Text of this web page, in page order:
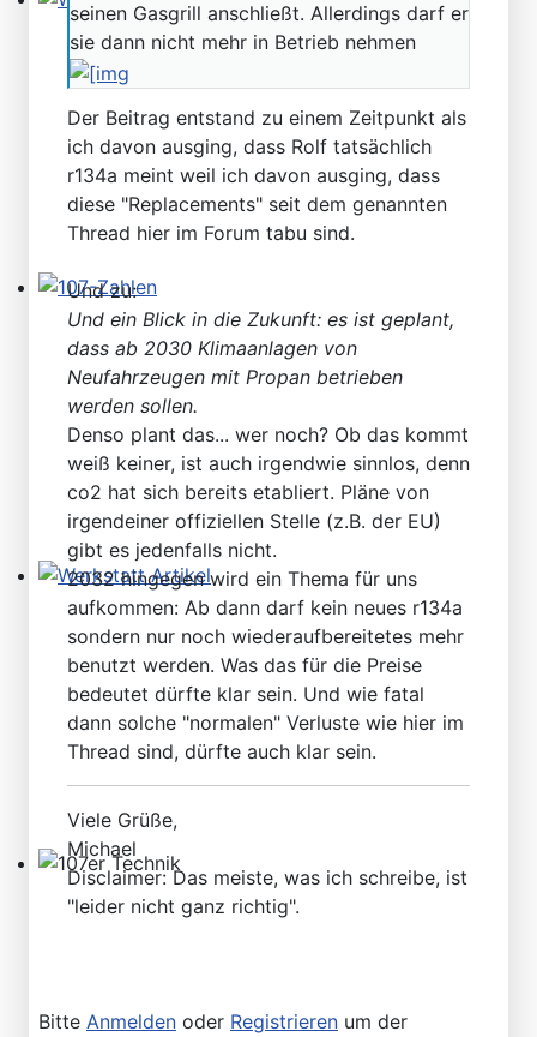
Willkommen andere MB Oldtimer
107-Zahlen
Werkstatt Artikel
107er Technik
seinen Gasgrill anschließt. Allerdings darf er
sie dann nicht mehr in Betrieb nehmen
Der Beitrag entstand zu einem Zeitpunkt als
ich davon ausging, dass Rolf tatsächlich
r134a meint weil ich davon ausging, dass
diese "Replacements" seit dem genannten
Thread hier im Forum tabu sind.
Und zu:
Und ein Blick in die Zukunft: es ist geplant,
dass ab 2030 Klimaanlagen von
Neufahrzeugen mit Propan betrieben
werden sollen.
Denso plant das... wer noch? Ob das kommt
weiß keiner, ist auch irgendwie sinnlos, denn
co2 hat sich bereits etabliert. Pläne von
irgendeiner offiziellen Stelle (z.B. der EU)
gibt es jedenfalls nicht.
2032 hingegen wird ein Thema für uns
aufkommen: Ab dann darf kein neues r134a
sondern nur noch wiederaufbereitetes mehr
benutzt werden. Was das für die Preise
bedeutet dürfte klar sein. Und wie fatal
dann solche "normalen" Verluste wie hier im
Thread sind, dürfte auch klar sein.
Viele Grüße,
Michael
Disclaimer: Das meiste, was ich schreibe, ist
"leider nicht ganz richtig".
Bitte Anmelden oder Registrieren um der